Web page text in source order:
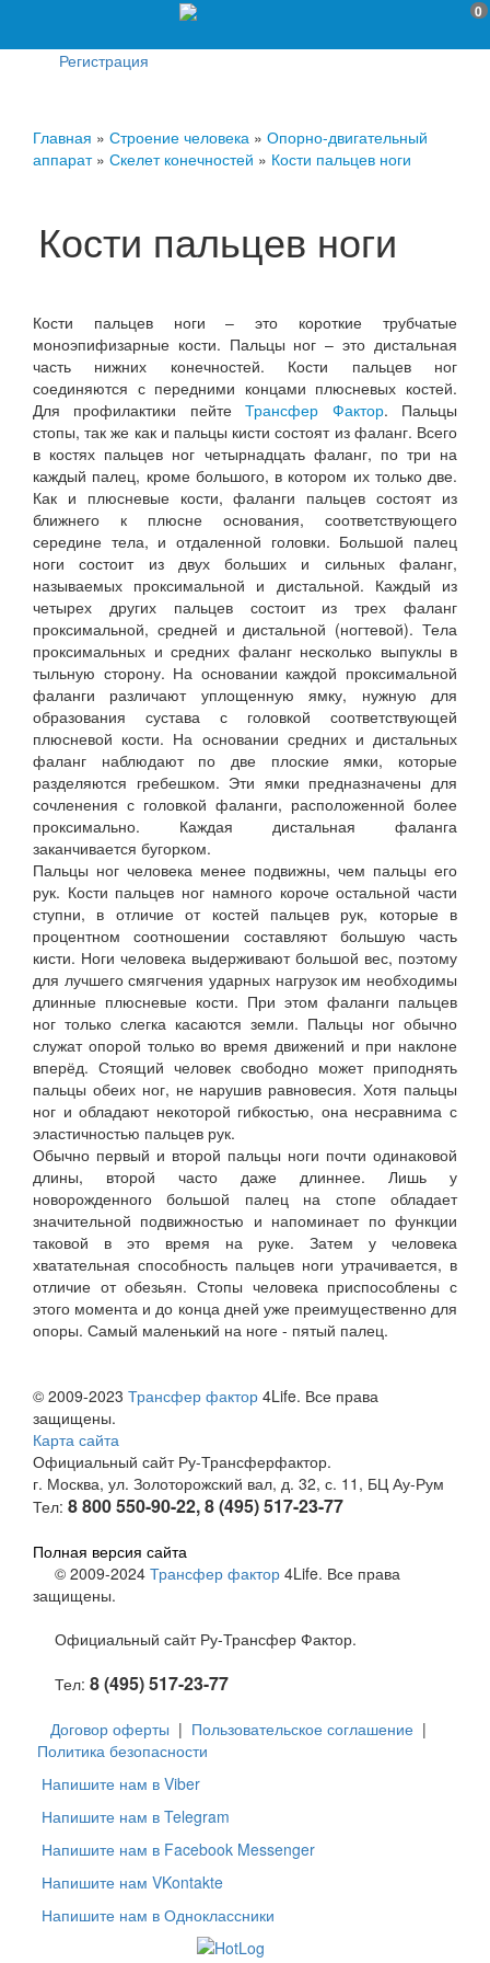
0
Регистрация
Главная » Строение человека » Опорно-двигательный
аппарат» Скелет конечностей » Кости пальцев ноги
Кости пальцев ноги
Кости пальцев ноги – это короткие трубчатые
моноэпифизарные кости. Пальцы ног – это дистальная
часть нижних конечностей. Кости пальцев ног
соединяются с передними концами плюсневых костей.
Для профилактики пейтеТрансфер Фактор. Пальцы
стопы, так же как и пальцы кисти состоят из фаланг. Всего
в костях пальцев ног четырнадцать фаланг, по три на
каждый палец, кроме большого, в котором их только две.
Как и плюсневые кости, фаланги пальцев состоят из
ближнего к плюсне основания, соответствующего
середине тела, и отдаленной головки. Большой палец
ноги состоит из двух больших и сильных фаланг,
называемых проксимальной и дистальной. Каждый из
четырех других пальцев состоит из трех фаланг
проксимальной, средней и дистальной (ногтевой). Тела
проксимальных и средних фаланг несколько выпуклы в
тыльную сторону. На основании каждой проксимальной
фаланги различают уплощенную ямку, нужную для
образования сустава с головкой соответствующей
плюсневой кости. На основании средних и дистальных
фаланг наблюдают по две плоские ямки, которые
разделяются гребешком. Эти ямки предназначены для
сочленения с головкой фаланги, расположенной более
проксимально. Каждая дистальная фаланга
заканчивается бугорком.
Пальцы ног человека менее подвижны, чем пальцы его
рук. Кости пальцев ног намного короче остальной части
ступни, в отличие от костей пальцев рук, которые в
процентном соотношении составляют большую часть
кисти. Ноги человека выдерживают большой вес, поэтому
для лучшего смягчения ударных нагрузок им необходимы
длинные плюсневые кости. При этом фаланги пальцев
ног только слегка касаются земли. Пальцы ног обычно
служат опорой только во время движений и при наклоне
вперёд. Стоящий человек свободно может приподнять
пальцы обеих ног, не нарушив равновесия. Хотя пальцы
ног и обладают некоторой гибкостью, она несравнима с
эластичностью пальцев рук.
Обычно первый и второй пальцы ноги почти одинаковой
длины, второй часто даже длиннее. Лишь у
новорожденного большой палец на стопе обладает
значительной подвижностью и напоминает по функции
таковой в это время на руке. Затем у человека
хватательная способность пальцев ноги утрачивается, в
отличие от обезьян. Стопы человека приспособлены с
этого момента и до конца дней уже преимущественно для
опоры. Самый маленький на ноге - пятый палец.
© 2009-2023 Трансфер фактор 4Life. Все права
защищены.
Карта сайта
Официальный сайт Ру-Трансферфактор.
г. Москва, ул. Золоторожский вал, д. 32, с. 11, БЦ Ау-Рум
Тел: 8 800 550-90-22, 8 (495) 517-23-77
Полная версия сайта
© 2009-2024 Трансфер фактор 4Life. Все права
защищены.
Официальный сайт Ру-Трансфер Фактор.
Тел: 8 (495) 517-23-77
Договор оферты | Пользовательское соглашение |
Политика безопасности
Напишите нам в Viber
Напишите нам в Telegram
Напишите нам в Facebook Messenger
Напишите нам VKontakte
Напишите нам в Одноклассники